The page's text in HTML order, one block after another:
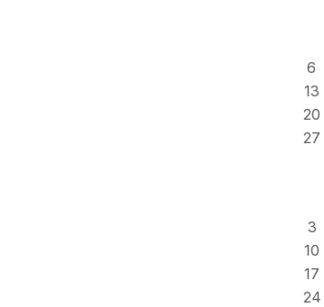
6
13
20
27
3
10
17
24